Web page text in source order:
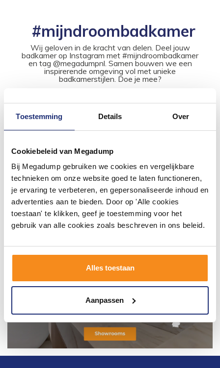
Toestemming Details Over
Cookiebeleid van Megadump
Bij Megadump gebruiken we cookies en vergelijkbare
technieken om onze website goed te laten functioneren,
je ervaring te verbeteren, en gepersonaliseerde inhoud en
advertenties aan te bieden. Door op 'Alle cookies
toestaan' te klikken, geef je toestemming voor het
gebruik van alle cookies zoals beschreven in ons beleid.
Alles toestaan
Aanpassen
#mijndroombadkamer
Wij geloven in de kracht van delen. Deel jouw
badkamer op Instagram met #mijndroombadkamer
en tag @megadumpnl. Samen bouwen we een
inspirerende omgeving vol met unieke
badkamerstijlen. Doe je mee?